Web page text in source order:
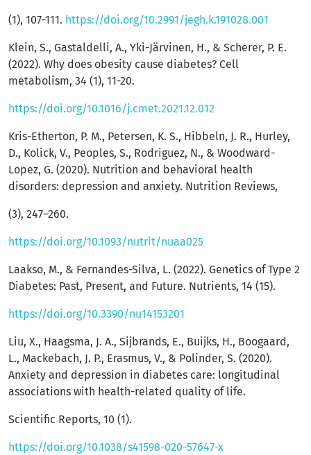
(1), 107-111. https://doi.org/10.2991/jegh.k.191028.001
Klein, S., Gastaldelli, A., Yki-Järvinen, H., & Scherer, P. E.
(2022). Why does obesity cause diabetes? Cell
metabolism, 34 (1), 11-20.
https://doi.org/10.1016/j.cmet.2021.12.012
Kris-Etherton, P. M., Petersen, K. S., Hibbeln, J. R., Hurley,
D., Kolick, V., Peoples, S., Rodriguez, N., & Woodward-
Lopez, G. (2020). Nutrition and behavioral health
disorders: depression and anxiety. Nutrition Reviews,
(3), 247–260.
https://doi.org/10.1093/nutrit/nuaa025
Laakso, M., & Fernandes-Silva, L. (2022). Genetics of Type 2
Diabetes: Past, Present, and Future. Nutrients, 14 (15).
https://doi.org/10.3390/nu14153201
Liu, X., Haagsma, J. A., Sijbrands, E., Buijks, H., Boogaard,
L., Mackebach, J. P., Erasmus, V., & Polinder, S. (2020).
Anxiety and depression in diabetes care: longitudinal
associations with health-related quality of life.
Scientific Reports, 10 (1).
https://doi.org/10.1038/s41598-020-57647-x